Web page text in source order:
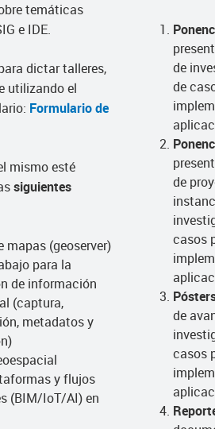
temáticas
e IDE.
dictar talleres,
utilizando el
Formulario de
mismo esté
siguientes
mapas (geoserver)
para la
de información
(captura,
metadatos y
y flujos
(BIM/IoT/AI) en
de
de
de
casos
de
casos